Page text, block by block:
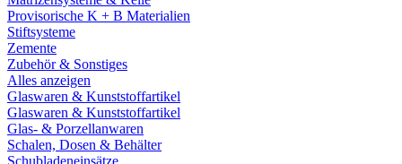
Provisorische K + B Materialien
Stiftsysteme
Zemente
Zubehör & Sonstiges
Alles anzeigen
Glaswaren & Kunststoffartikel
Glaswaren & Kunststoffartikel
Glas- & Porzellanwaren
Schalen, Dosen & Behälter
Schubladeneinsätze